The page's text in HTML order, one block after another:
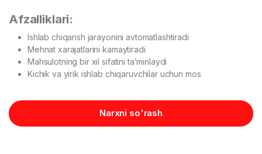
Afzalliklari:
Ishlab chiqarish jarayonini avtomatlashtiradi
Mehnat xarajatlarini kamaytiradi
Mahsulotning bir xil sifatini ta’minlaydi
Kichik va yirik ishlab chiqaruvchilar uchun mos
Narxni so'rash